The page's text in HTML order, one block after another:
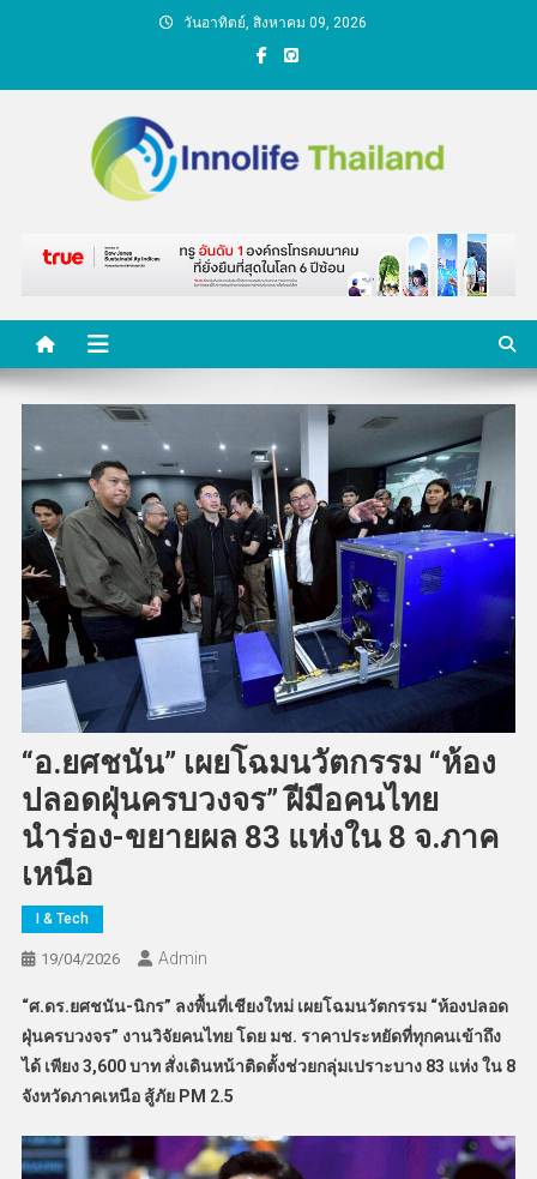
วันอาทิตย์, สิงหาคม 09, 2026
คนกับความคิด ชีวิตกับ
นวัตกรรม
“อ.ยศชนัน” เผยโฉมนวัตกรรม “ห้อง
ปลอดฝุ่นครบวงจร” ฝีมือคนไทย
นำร่อง-ขยายผล 83 แห่งใน 8 จ.ภาค
เหนือ
I & Tech
19/04/2026 Admin
“ศ.ดร.ยศชนัน-นิกร” ลงพื้นที่เชียงใหม่ เผยโฉมนวัตกรรม “ห้องปลอด
ฝุ่นครบวงจร” งานวิจัยคนไทย โดย มช. ราคาประหยัดที่ทุกคนเข้าถึง
ได้ เพียง 3,600 บาท สั่งเดินหน้าติดตั้งช่วยกลุ่มเปราะบาง 83 แห่ง ใน 8
จังหวัดภาคเหนือ สู้ภัย PM 2.5